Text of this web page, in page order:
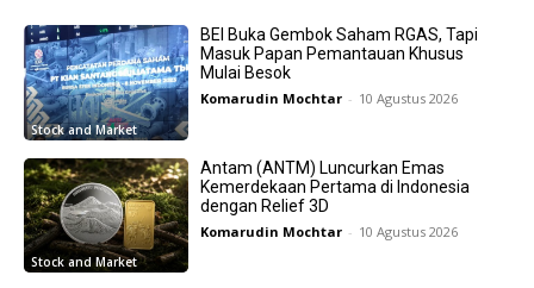
Stock and Market
BEI Buka Gembok Saham RGAS, Tapi
Masuk Papan Pemantauan Khusus
Mulai Besok
Komarudin Mochtar - 10 Agustus 2026
Stock and Market
Antam (ANTM) Luncurkan Emas
Kemerdekaan Pertama di Indonesia
dengan Relief 3D
Komarudin Mochtar - 10 Agustus 2026